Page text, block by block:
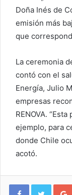
Doña Inés de
emisión más
que
La ceremonia
contó con el
Energía, Julio
empresas
RENOVA.
ejemplo, para
donde Chile
acotó.